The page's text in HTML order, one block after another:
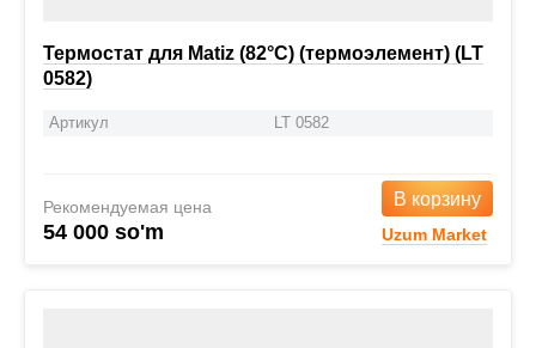
Термостат для Matiz (82°С) (термоэлемент) (LT
0582)
Артикул LT 0582
Рекомендуемая цена
54 000 so'm
В корзину
Uzum Market